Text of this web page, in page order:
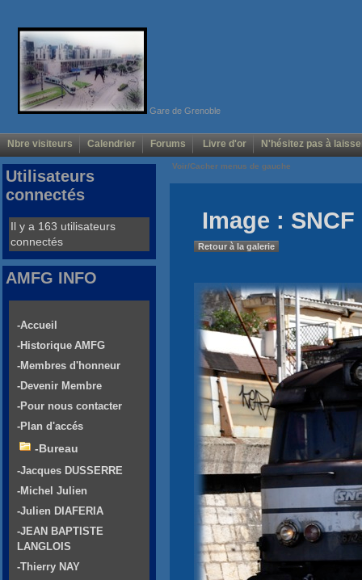
Gare de Grenoble
Nbre visiteurs Calendrier Forums Livre d'or N'hésitez pas à
Voir/Cacher menus de gauche
Image :
Retour à la galerie
Utilisateurs
connectés
Il y a 163 utilisateurs
connectés
AMFG INFO
-Accueil
-Historique AMFG
-Membres d'honneur
-Devenir Membre
-Pour nous contacter
-Plan d'accés
-Bureau
-Jacques DUSSERRE
-Michel Julien
-Julien DIAFERIA
-JEAN BAPTISTE
LANGLOIS
-Thierry NAY